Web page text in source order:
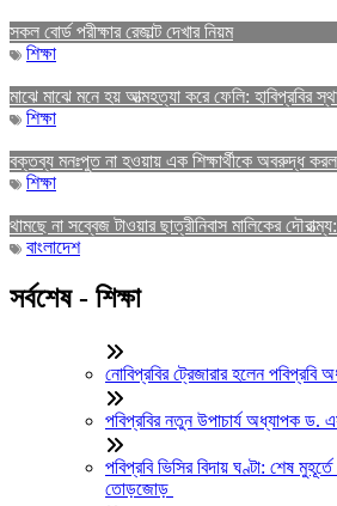
সকল বোর্ড পরীক্ষার রেজাল্ট দেখার নিয়ম
শিক্ষা
মাঝে মাঝে মনে হয় আত্মহত্যা করে ফেলি: হাবিপ্রবির
শিক্ষা
বক্তব্য মনঃপুত না হওয়ায় এক শিক্ষার্থীকে অবরুদ্ধ করল
শিক্ষা
থামছে না সব্বেজ টাওয়ার ছাত্রীনিবাস মালিকের দৌরাত্ম্য:
বাংলাদেশ
সর্বশেষ - শিক্ষা
নোবিপ্রবির ট্রেজারার হলেন পবিপ্রবি
পবিপ্রবির নতুন উপাচার্য অধ্যাপক ড.
পবিপ্রবি ভিসির বিদায় ঘণ্টা: শেষ
তোড়জোড়